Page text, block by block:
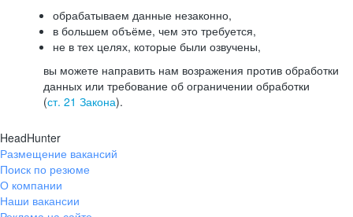
обрабатываем данные незаконно,
в большем объёме, чем это требуется,
не в тех целях, которые были озвучены,
вы можете направить нам возражения против обработки
данных или требование об ограничении обработки
(ст. 21 Закона).
HeadHunter
Размещение вакансий
Поиск по резюме
О компании
Наши вакансии